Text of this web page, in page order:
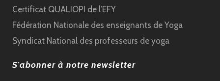
Certificat QUALIOPI de l’EFY
Fédération Nationale des enseignants de Yoga
Syndicat National des professeurs de yoga
S'abonner à notre newsletter